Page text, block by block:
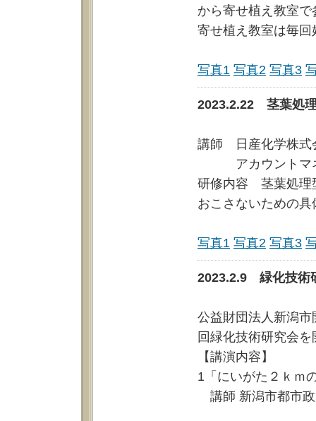
から寄せ植え教室
寄せ植え教室は毎
写真1 写真2 写真3
2023.2.22 茎葉処
講師 日産化学株式
アカウントマ
研修内容 茎葉処理
おこさないための具
写真1 写真2 写真3
2023.2.9 緑化技術
公益財団法人新潟
回緑化技術研究会
【講演内容】
1「にいがた２ｋｍ
講師 新潟市都